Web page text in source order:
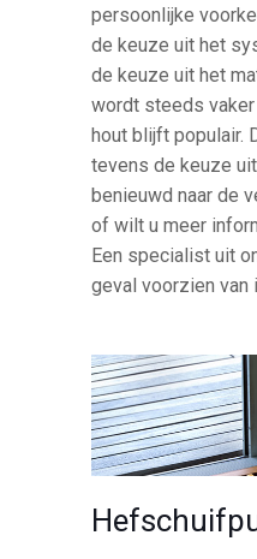
persoonlijke
de keuze uit het
de keuze uit het
wordt steeds
hout blijft populair.
tevens de keuze
benieuwd naar de
of wilt u meer
Een specialist uit
geval voorzien van